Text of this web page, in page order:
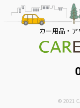
カー用品・
© 2021